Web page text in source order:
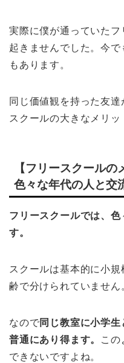
実際に僕が通っていた
起きませんでした。今
もあります。
同じ価値観を持った友
スクールの大きなメリッ
【フリースクールの
色々な年代の人と交
フリースクールでは、
す。
スクールは基本的に小
齢で分けられていません
なので同じ教室に小学
普通にあり得ます。
この
できないですよね。